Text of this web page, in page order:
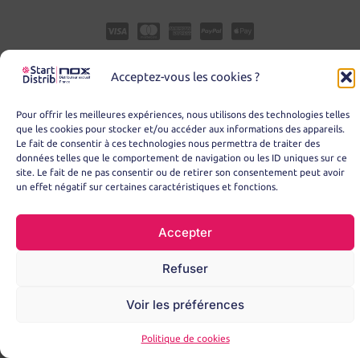
Acceptez-vous les cookies ?
Pour offrir les meilleures expériences, nous utilisons des technologies telles
que les cookies pour stocker et/ou accéder aux informations des appareils.
Le fait de consentir à ces technologies nous permettra de traiter des
données telles que le comportement de navigation ou les ID uniques sur ce
site. Le fait de ne pas consentir ou de retirer son consentement peut avoir
un effet négatif sur certaines caractéristiques et fonctions.
Accepter
Refuser
Voir les préférences
Politique de cookies
© Copyright 2025 – START DISTRIB